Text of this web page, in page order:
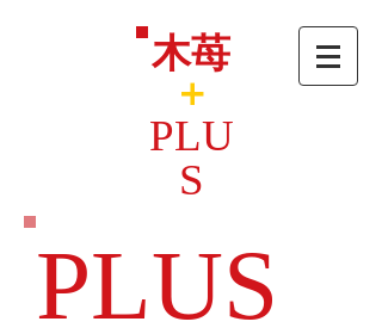
木苺
＋
PLU
S
PLUS